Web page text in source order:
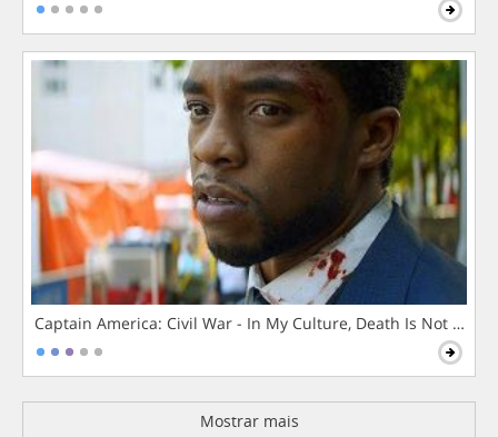
Captain America: Civil War - In My Culture, Death Is Not The
Mostrar mais